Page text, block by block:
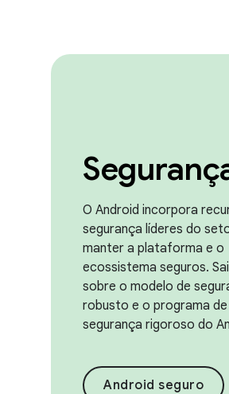
O Android incorpora
segurança líderes do
manter a plataforma e o
ecossistema seguros.
sobre o modelo de
robusto e o programa de
segurança rigoroso do
Android seguro